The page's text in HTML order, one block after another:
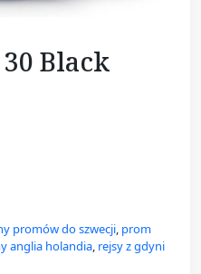
Black
promów do szwecji, prom
anglia holandia, rejsy z gdyni